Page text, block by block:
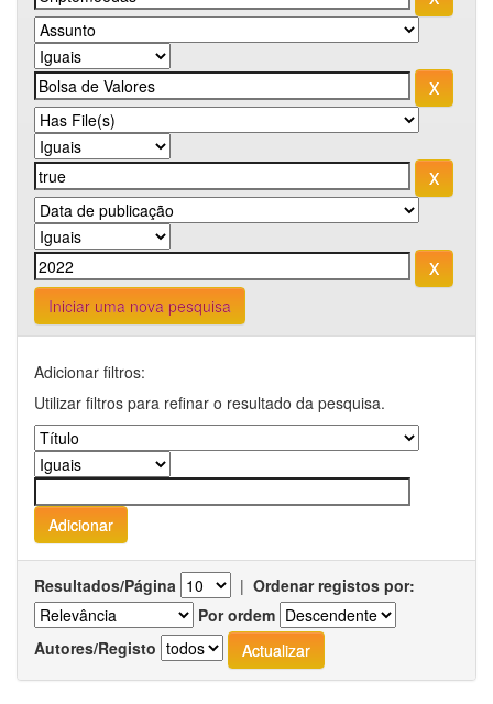
Iniciar uma nova pesquisa
Adicionar filtros:
Utilizar filtros para refinar o resultado da pesquisa.
Resultados/Página | Ordenar registos por:
Por ordem
Autores/Registo